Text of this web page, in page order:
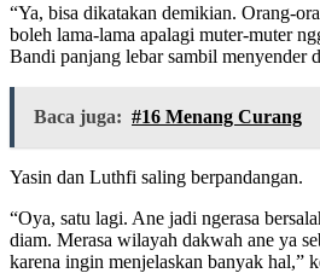
“Ya, bisa dikatakan demikian. Orang-
boleh lama-lama apalagi muter-muter
Bandi panjang lebar sambil menyender
Baca juga: #16 Menang Curang
Yasin dan Luthfi saling berpandangan.
“Oya, satu lagi. Ane jadi ngerasa
diam. Merasa wilayah dakwah ane ya
karena ingin menjelaskan banyak hal,”